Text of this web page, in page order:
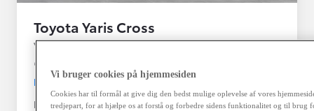
Toyota Yaris Cross
Yaris Cross 1A SUV 1.5 hybrid (116 hk) aut. gear Active -
HYBRID
Registreringsår
Kilometertal
Vi bruger cookies på hjemmesiden
Cookies har til formål at give dig den bedst mulige oplevelse af vores
tredjepart, for at hjælpe os at forstå og forbedre sidens funktionalitet og til brug